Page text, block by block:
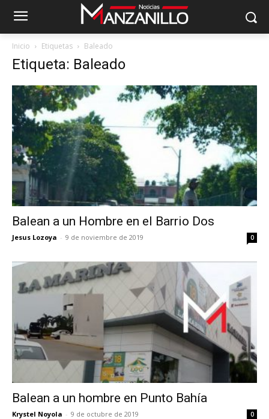
Inicio Etiquetas Baleado
Etiqueta: Baleado
Balean a un Hombre en el Barrio Dos
Jesus Lozoya - 9 de noviembre de 2019 0
Balean a un hombre en Punto Bahía
Krystel Noyola - 9 de octubre de 2019 0